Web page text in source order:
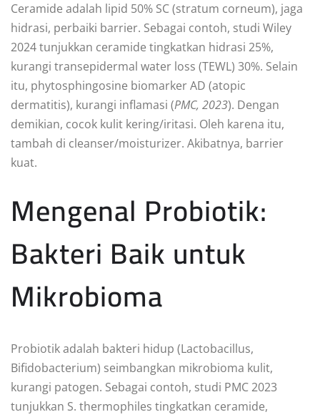
Ceramide adalah lipid 50% SC (stratum corneum), jaga
hidrasi, perbaiki barrier. Sebagai contoh, studi Wiley
2024 tunjukkan ceramide tingkatkan hidrasi 25%,
kurangi transepidermal water loss (TEWL) 30%. Selain
itu, phytosphingosine biomarker AD (atopic
dermatitis), kurangi inflamasi (PMC, 2023). Dengan
demikian, cocok kulit kering/iritasi. Oleh karena itu,
tambah di cleanser/moisturizer. Akibatnya, barrier
kuat.
Mengenal Probiotik:
Bakteri Baik untuk
Mikrobioma
Probiotik adalah bakteri hidup (Lactobacillus,
Bifidobacterium) seimbangkan mikrobioma kulit,
kurangi patogen. Sebagai contoh, studi PMC 2023
tunjukkan S. thermophiles tingkatkan ceramide,